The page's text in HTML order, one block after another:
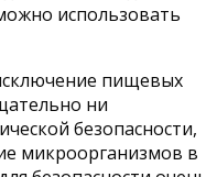
использовать
пищевых
ни
безопасности,
микроорганизмов в